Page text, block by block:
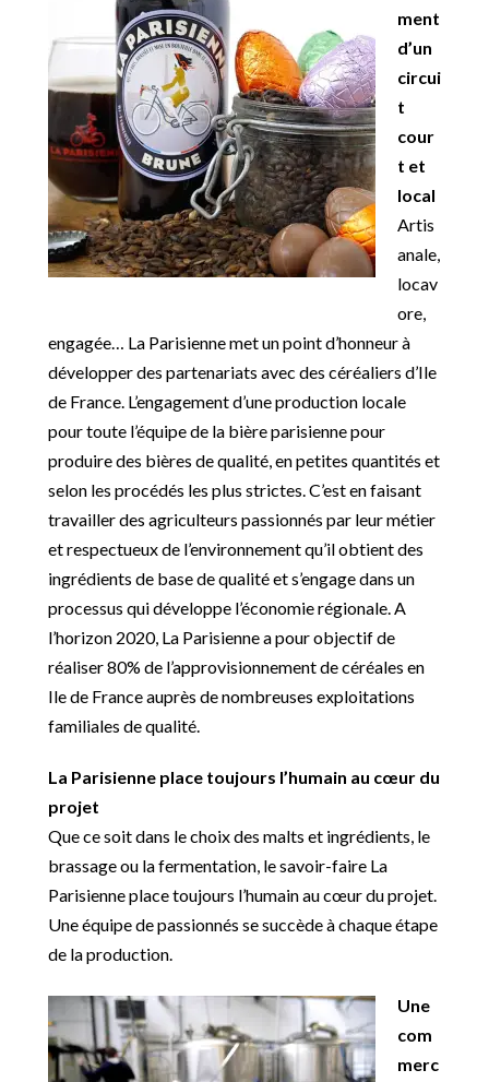
ment
d’un
circui
t
cour
t et
local
Artis
anale,
locav
ore,
engagée… La Parisienne met un point d’honneur à
développer des partenariats avec des céréaliers d’Ile
de France. L’engagement d’une production locale
pour toute l’équipe de la bière parisienne pour
produire des bières de qualité, en petites quantités et
selon les procédés les plus strictes. C’est en faisant
travailler des agriculteurs passionnés par leur métier
et respectueux de l’environnement qu’il obtient des
ingrédients de base de qualité et s’engage dans un
processus qui développe l’économie régionale. A
l’horizon 2020, La Parisienne a pour objectif de
réaliser 80% de l’approvisionnement de céréales en
Ile de France auprès de nombreuses exploitations
familiales de qualité.
La Parisienne place toujours l’humain au cœur du
projet
Que ce soit dans le choix des malts et ingrédients, le
brassage ou la fermentation, le savoir-faire La
Parisienne place toujours l’humain au cœur du projet.
Une équipe de passionnés se succède à chaque étape
de la production.
Une
com
merc